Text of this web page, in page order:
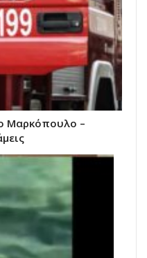
Μαρκόπουλο –